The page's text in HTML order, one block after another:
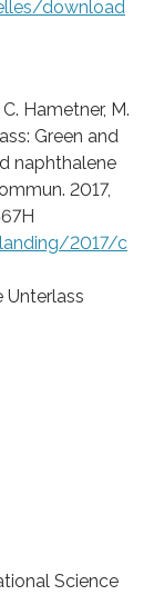
download
Hametner, M.
Green and
naphthalene
2017,
2017/c
Unterlass
Science